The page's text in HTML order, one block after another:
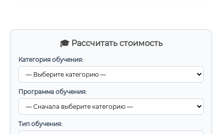
🎓 Рассчитать стоимость
Категория обучения:
Программа обучения:
Тип обучения: